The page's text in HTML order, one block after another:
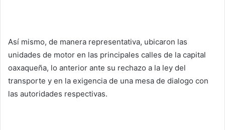
Así mismo, de manera representativa, ubicaron las
unidades de motor en las principales calles de la capital
oaxaqueña, lo anterior ante su rechazo a la ley del
transporte y en la exigencia de una mesa de dialogo con
las autoridades respectivas.